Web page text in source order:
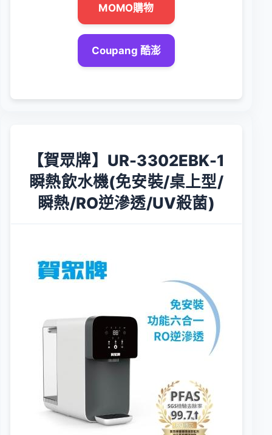
MOMO購物
Coupang 酷澎
【賀眾牌】UR-3302EBK-1
瞬熱飲水機(免安裝/桌上型/
瞬熱/RO逆滲透/UV殺菌)